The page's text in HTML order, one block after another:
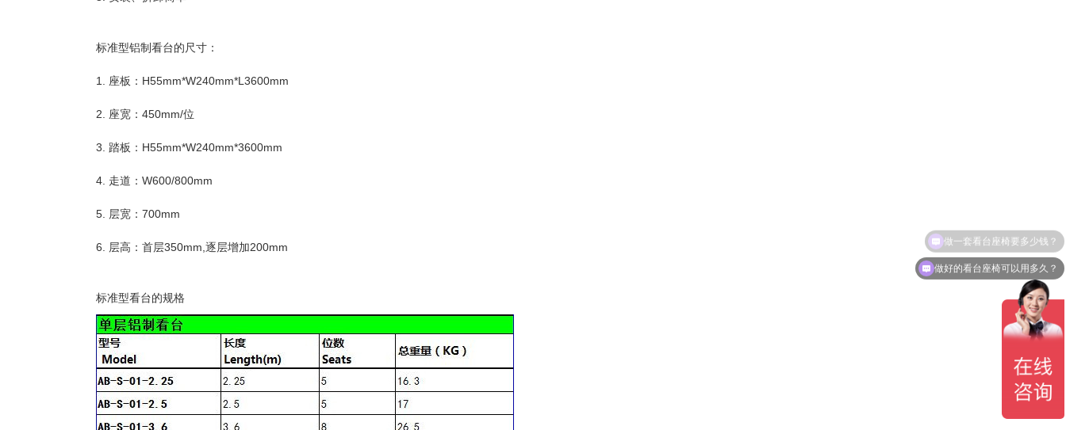
标准型铝制看台的尺寸：
1. 座板：H55mm*W240mm*L3600mm
2. 座宽：450mm/位
3. 踏板：H55mm*W240mm*3600mm
4. 走道：W600/800mm
5. 层宽：700mm
6. 层高：首层350mm,逐层增加200mm
标准型看台的规格
做好的看台座椅可以用多久？